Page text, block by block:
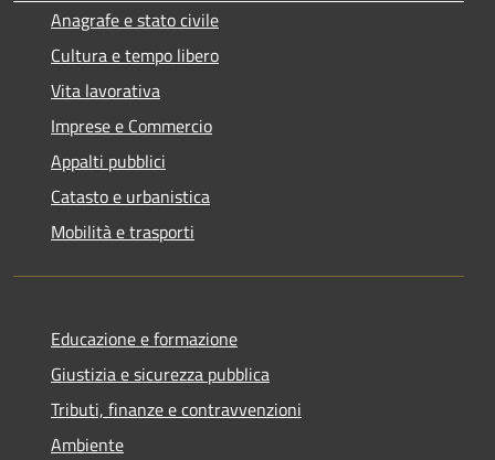
Anagrafe e stato civile
Cultura e tempo libero
Vita lavorativa
Imprese e Commercio
Appalti pubblici
Catasto e urbanistica
Mobilità e trasporti
Educazione e formazione
Giustizia e sicurezza pubblica
Tributi, finanze e contravvenzioni
Ambiente